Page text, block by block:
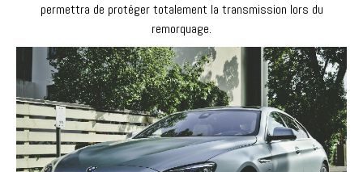
permettra de protéger totalement la transmission lors du
remorquage.